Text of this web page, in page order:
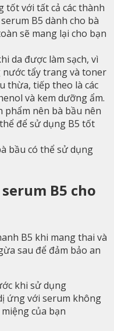
tốt với tất cả các thành
B5 dành cho bà
sẽ mang lại cho bạn
da được làm sạch, vì
nước tẩy trang và toner
thừa, tiếp theo là các
và kem dưỡng ẩm.
phẩm nên bà bầu nên
để sử dụng B5 tốt
bầu có thể sử dụng
B5 cho
B5 khi mang thai và
sau để đảm bảo an
khi sử dụng
ứng với serum không
của bạn